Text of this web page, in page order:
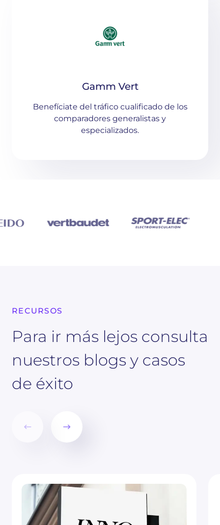
Gamm Vert
Benefíciate del tráfico cualificado de los
comparadores generalistas y
especializados.
RECURSOS
Para ir más lejos consulta
nuestros blogs y casos
de éxito